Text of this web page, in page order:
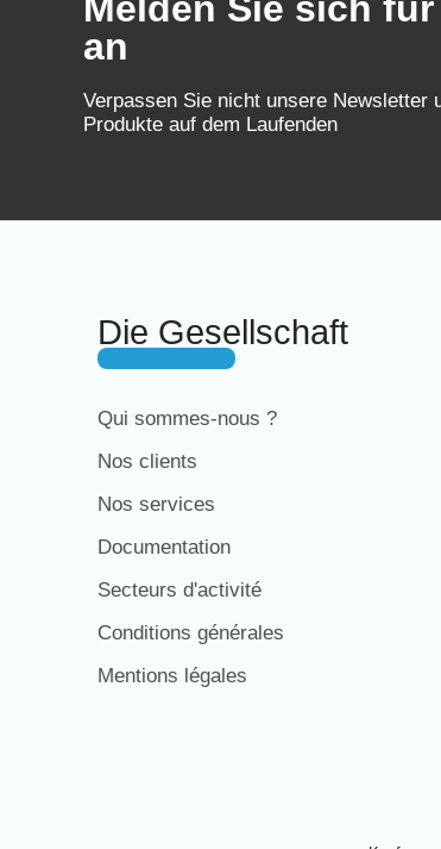
Melden Sie sich
an
Verpassen Sie nicht unsere Newsletter
Produkte auf dem Laufenden
Die Gesellschaft
Qui sommes-nous ?
Nos clients
Nos services
Documentation
Secteurs d'activité
Conditions générales
Mentions légales